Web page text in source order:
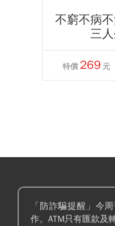
不窮不病
三
特價 269 元
「防詐騙提醒」今
作。ATM只有匯款及